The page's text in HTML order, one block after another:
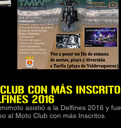
CON MÁS
2016
asistió a la Delfines 2016 y fue
al Moto Club con más Inscritos.